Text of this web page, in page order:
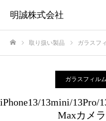
明誠株式会社
取り扱い製品 ガラスフ
ガラスフィルム
iPhone13/13mini/13Pro/
Maxカメ